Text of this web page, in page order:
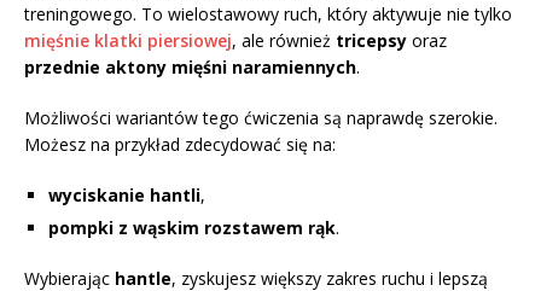
treningowego. To wielostawowy ruch, który aktywuje nie tylko
mięśnie klatki piersiowej, ale również tricepsy oraz
przednie aktony mięśni naramiennych.
Możliwości wariantów tego ćwiczenia są naprawdę szerokie.
Możesz na przykład zdecydować się na:
wyciskanie hantli,
pompki z wąskim rozstawem rąk.
Wybierając hantle, zyskujesz większy zakres ruchu i lepszą